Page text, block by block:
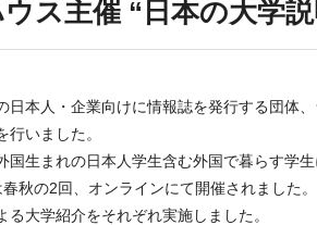
ス主催 “日本の大学
本人・企業向けに情報誌を発行する団体
行いました。
生まれの日本人学生含む外国で暮らす学
秋の2回、オンラインにて開催されました
る大学紹介をそれぞれ実施しました。